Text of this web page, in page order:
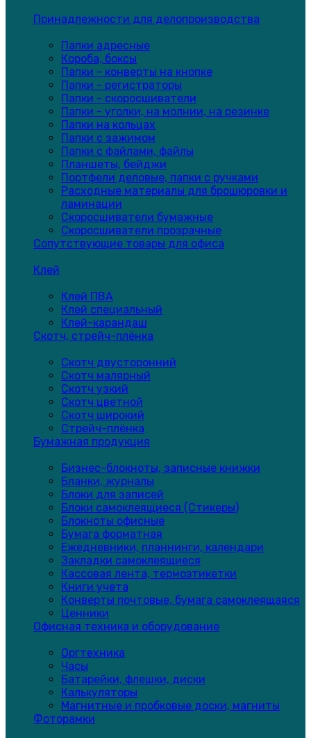
Принадлежности для делопроизводства
Папки адресные
Короба, боксы
Папки - конверты на кнопке
Папки - регистраторы
Папки - скоросшиватели
Папки - уголки, на молнии, на резинке
Папки на кольцах
Папки с зажимом
Папки с файлами, файлы
Планшеты, бейджи
Портфели деловые, папки с ручками
Расходные материалы для брошюровки и
ламинации
Скоросшиватели бумажные
Скоросшиватели прозрачные
Сопутствующие товары для офиса
Клей
Клей ПВА
Клей специальный
Клей-карандаш
Скотч, стрейч-плёнка
Скотч двусторонний
Скотч малярный
Скотч узкий
Скотч цветной
Скотч широкий
Стрейч-плёнка
Бумажная продукция
Бизнес-блокноты, записные книжки
Бланки, журналы
Блоки для записей
Блоки самоклеящиеся (Стикеры)
Блокноты офисные
Бумага форматная
Ежедневники, планнинги, календари
Закладки самоклеящиеся
Кассовая лента, термоэтикетки
Книги учета
Конверты почтовые, бумага самоклеящаяся
Ценники
Офисная техника и оборудование
Оргтехника
Часы
Батарейки, флешки, диски
Калькуляторы
Магнитные и пробковые доски, магниты
Фоторамки